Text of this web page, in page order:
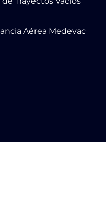
Aérea Medevac